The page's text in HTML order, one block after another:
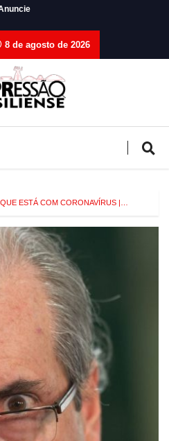
8 de agosto de 2026
ESTÁ COM CORONAVÍRUS |…